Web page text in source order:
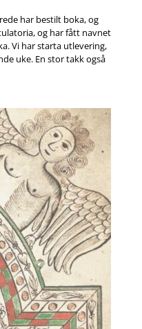
har bestilt boka, og
og har fått navnet
Vi har starta utlevering,
uke. En stor takk også